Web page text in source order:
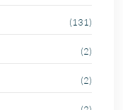
(131)
(2)
(2)